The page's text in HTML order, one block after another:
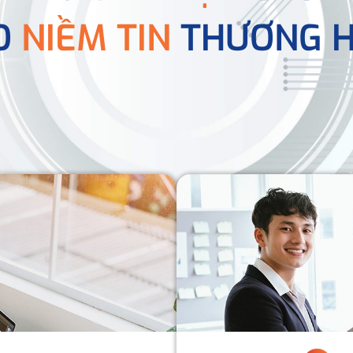
NIỀM TIN THƯƠNG